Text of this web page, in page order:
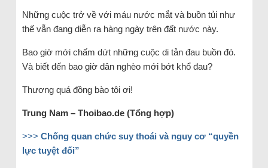
Những cuộc trở về với máu nước mắt và buồn tủi như
thế vẫn đang diễn ra hàng ngày trên đất nước này.
Bao giờ mới chấm dứt những cuộc di tản đau buồn đó.
Và biết đến bao giờ dân nghèo mới bớt khổ đau?
Thương quá đồng bào tôi ơi!
Trung Nam – Thoibao.de (Tổng hợp)
>>> Chống quan chức suy thoái và nguy cơ “quyền
lực tuyệt đối”